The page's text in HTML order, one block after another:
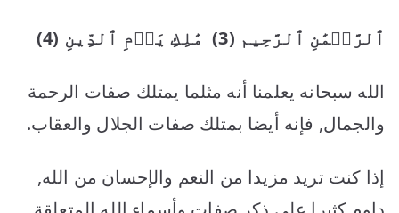
ٱلرَّحۡمَٰنِ ٱلرَّحِيم (3) مَٰلِكِ يَوۡمِ ٱلدِّينِ (4)
الله سبحانه يعلمنا أنه مثلما يمتلك صفات الرحمة
والجمال, فإنه أيضا بمتلك صفات الجلال والعقاب.
إذا كنت تريد مزيدا من النعم والإحسان من الله,